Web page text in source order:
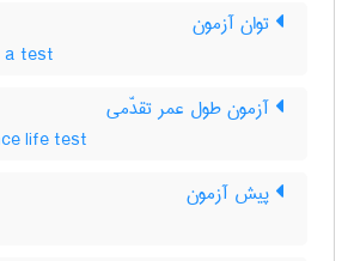
توان آزمون
test
آزمون طول عمر تقدّمی
life test
پیش آزمون